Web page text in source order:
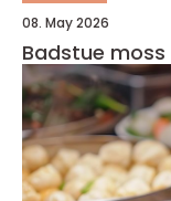
08. May 2026